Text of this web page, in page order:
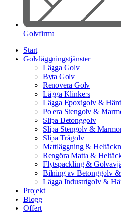
Golvfirma
Start
Golvläggningstjänster
Lägga Golv
Byta Golv
Renovera Golv
Lägga Klinkers
Lägga Epoxigolv &
Polera Stengolv &
Slipa Betonggolv
Slipa Stengolv &
Slipa Trägolv
Mattläggning &
Rengöra Matta &
Flytspackling &
Bilning av Betonggolv
Lägga Industrigolv &
Projekt
Blogg
Offert